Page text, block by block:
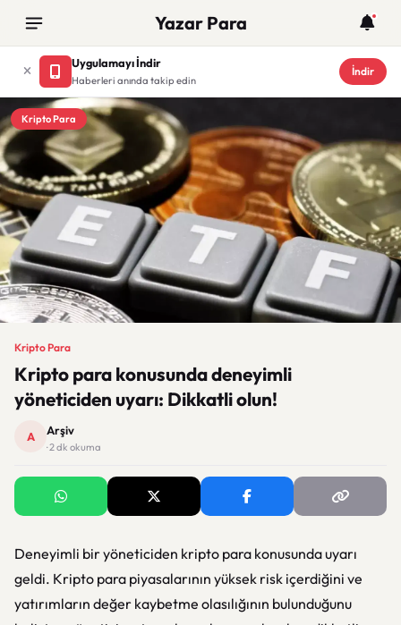
Yazar Para
Uygulamayı İndir
Haberleri anında takip edin
İndir
Kripto Para
Kripto Para
Kripto para konusunda deneyimli
yöneticiden uyarı: Dikkatli olun!
A Arşiv
· 2 dk okuma
Deneyimli bir yöneticiden kripto para konusunda uyarı
geldi. Kripto para piyasalarının yüksek risk içerdiğini ve
yatırımların değer kaybetme olasılığının bulunduğunu